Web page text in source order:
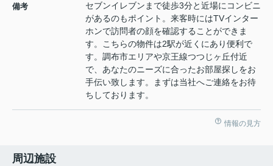
備考
セブンイレブンまで徒歩3分と近場にコンビニ
があるのもポイント。来客時にはTVインター
ホンで訪問者の顔を確認することができま
す。こちらの物件は2駅が近くにあり便利で
す。調布市エリアや京王線つつじヶ丘付近
で、あなたのニーズに合ったお部屋探しをお
手伝い致します。まずは当社へご連絡をお待
ちしております。
情報の見方
周辺施設